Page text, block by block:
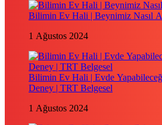
Bilimin Ev Hali | Beynimiz Nasıl
1 Ağustos 2024
Bilimin Ev Hali | Evde
Deney | TRT Belgesel
1 Ağustos 2024